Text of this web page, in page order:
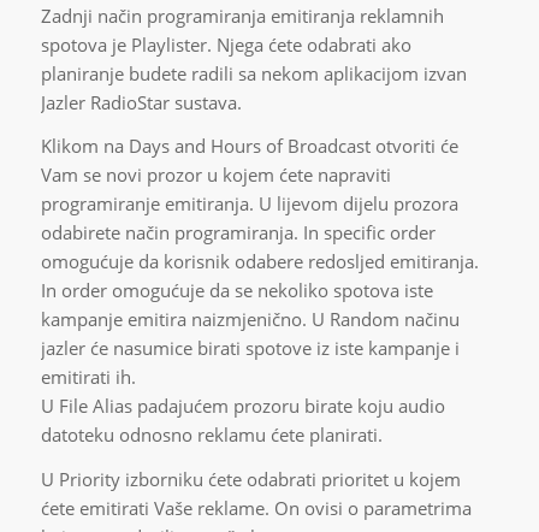
Zadnji način programiranja emitiranja reklamnih
spotova je Playlister. Njega ćete odabrati ako
planiranje budete radili sa nekom aplikacijom izvan
Jazler RadioStar sustava.
Klikom na Days and Hours of Broadcast otvoriti će
Vam se novi prozor u kojem ćete napraviti
programiranje emitiranja. U lijevom dijelu prozora
odabirete način programiranja. In specific order
omogućuje da korisnik odabere redosljed emitiranja.
In order omogućuje da se nekoliko spotova iste
kampanje emitira naizmjenično. U Random načinu
jazler će nasumice birati spotove iz iste kampanje i
emitirati ih.
U File Alias padajućem prozoru birate koju audio
datoteku odnosno reklamu ćete planirati.
U Priority izborniku ćete odabrati prioritet u kojem
ćete emitirati Vaše reklame. On ovisi o parametrima